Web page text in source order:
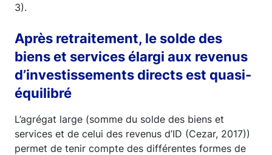
3).
Après retraitement, le solde des
biens et services élargi aux revenus
d’investissements directs est quasi-
équilibré
L’agrégat large (somme du solde des biens et
services et de celui des revenus d’ID (Cezar, 2017))
permet de tenir compte des différentes formes de